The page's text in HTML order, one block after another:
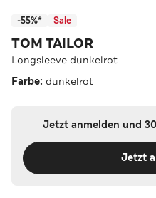
-55%* Sale
TOM TAILOR
Longsleeve dunkelrot
Farbe: dunkelrot
Jetzt anmelden und
Jetzt